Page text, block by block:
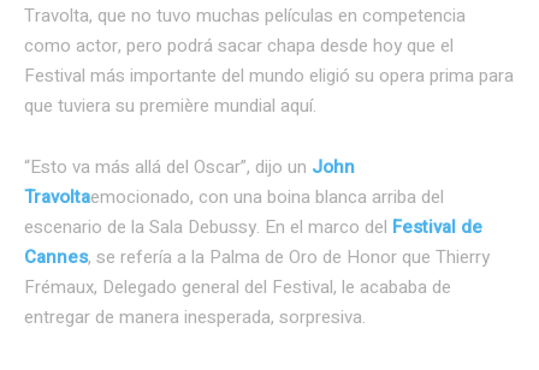
Travolta, que no tuvo muchas películas en competencia
como actor, pero podrá sacar chapa desde hoy que el
Festival más importante del mundo eligió su opera prima para
que tuviera su première mundial aquí.
“Esto va más allá del Oscar”, dijo un John
Travoltaemocionado, con una boina blanca arriba del
escenario de la Sala Debussy. En el marco del Festival de
Cannes, se refería a la Palma de Oro de Honor que Thierry
Frémaux, Delegado general del Festival, le acababa de
entregar de manera inesperada, sorpresiva.